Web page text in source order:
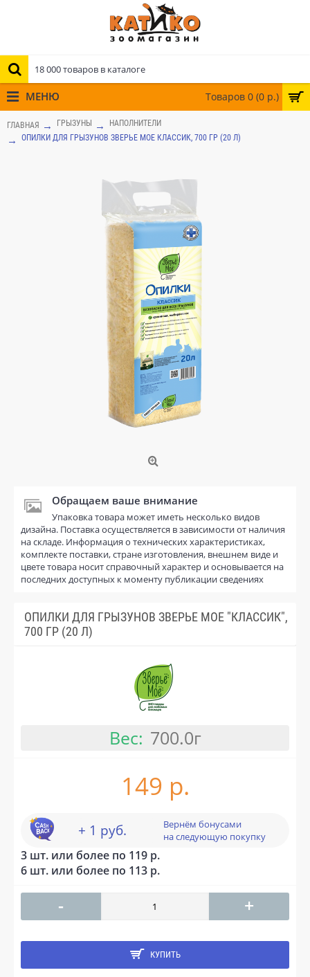
Товаров 0 (0 р.)
МЕНЮ
ГЛАВНАЯ ГРЫЗУНЫ
НАПОЛНИТЕЛИ
ОПИЛКИ ДЛЯ ГРЫЗУНОВ ЗВЕРЬЕ МОЕ КЛАССИК, 700 ГР (20 Л)
Обращаем ваше внимание
Упаковка товара может иметь несколько видов
дизайна. Поставка осуществляется в зависимости от наличия
на складе. Информация о технических характеристиках,
комплекте поставки, стране изготовления, внешнем виде и
цвете товара носит справочный характер и основывается на
последних доступных к моменту публикации сведениях
ОПИЛКИ ДЛЯ ГРЫЗУНОВ ЗВЕРЬЕ МОЕ "КЛАССИК",
700 ГР (20 Л)
Вес: 700.0г
149 р.
+ 1 руб.
Вернём бонусами
на следующую покупку
3 шт. или более по 119 р.
6 шт. или более по 113 р.
- +
КУПИТЬ